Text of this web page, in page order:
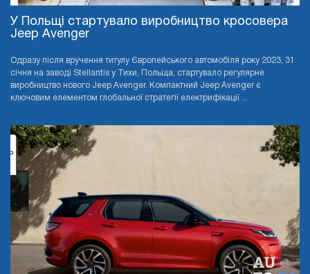
У Польщі стартувало виробництво кросовера
Jeep Avenger
Одразу після вручення титулу Європейського автомобіля року 2023, 31
січня на заводі Stellantis у Тихи, Польща, стартувало регулярне
виробництво нового Jeep Avenger. Компактний Jeep Avenger є
ключовим елементом глобальної стратегії електрифікації ...